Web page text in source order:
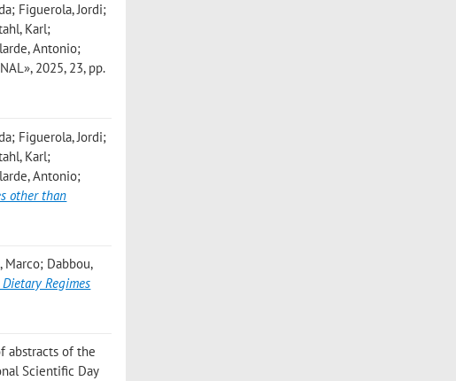
Figuerola, Jordi;
Karl;
Antonio;
2025, 23, pp.
Figuerola, Jordi;
Karl;
Antonio;
other than
Marco; Dabbou,
Regimes
abstracts of the
Scientific Day